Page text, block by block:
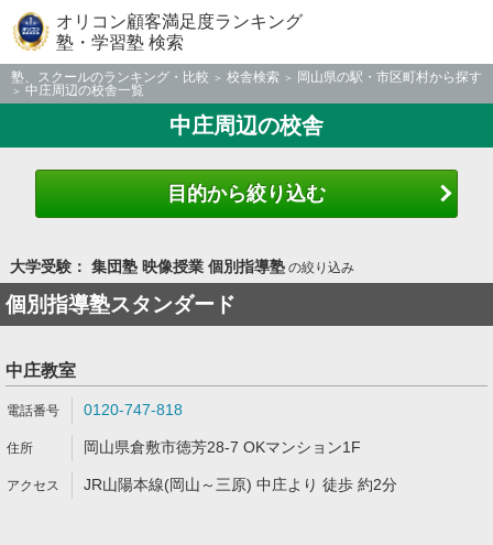
オリコン顧客満足度ランキング
塾・学習塾 検索
塾、スクールのランキング・比較 校舎検索
岡山県の駅・市区町村から探す
中庄周辺の校舎一覧
中庄周辺の校舎
目的から絞り込む
大学受験： 集団塾 映像授業 個別指導塾の絞り込み
個別指導塾スタンダード
中庄教室
0120-747-818
岡山県倉敷市徳芳28-7 OKマンション1F
JR山陽本線(岡山～三原) 中庄より 徒歩 約2分